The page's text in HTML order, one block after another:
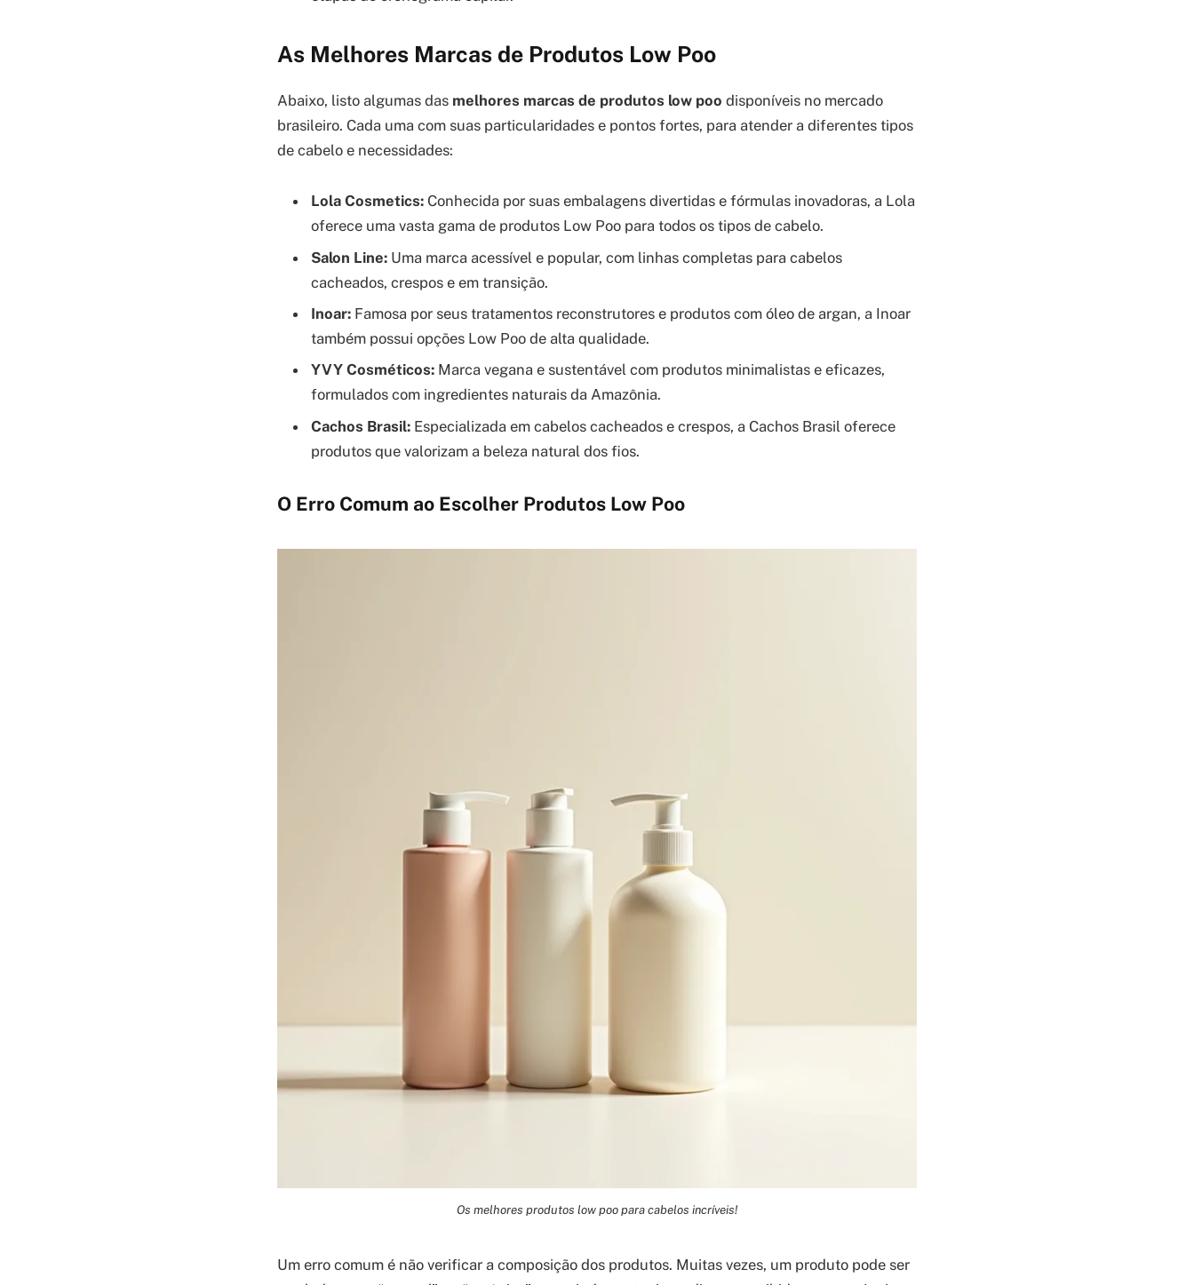
As Melhores Marcas de Produtos Low Poo
Abaixo, listo algumas das melhores marcas de produtos low poo disponíveis no mercado
brasileiro. Cada uma com suas particularidades e pontos fortes, para atender a diferentes tipos
de cabelo e necessidades:
Lola Cosmetics: Conhecida por suas embalagens divertidas e fórmulas inovadoras, a Lola
oferece uma vasta gama de produtos Low Poo para todos os tipos de cabelo.
Salon Line: Uma marca acessível e popular, com linhas completas para cabelos
cacheados, crespos e em transição.
Inoar: Famosa por seus tratamentos reconstrutores e produtos com óleo de argan, a Inoar
também possui opções Low Poo de alta qualidade.
YVY Cosméticos: Marca vegana e sustentável com produtos minimalistas e eficazes,
formulados com ingredientes naturais da Amazônia.
Cachos Brasil: Especializada em cabelos cacheados e crespos, a Cachos Brasil oferece
produtos que valorizam a beleza natural dos fios.
O Erro Comum ao Escolher Produtos Low Poo
Os melhores produtos low poo para cabelos incríveis!
Um erro comum é não verificar a composição dos produtos. Muitas vezes, um produto pode ser